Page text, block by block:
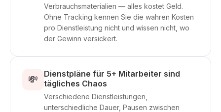
Verbrauchsmaterialien — alles kostet Geld.
Ohne Tracking kennen Sie die wahren Kosten
pro Dienstleistung nicht und wissen nicht, wo
der Gewinn versickert.
💸
Dienstpläne für 5+ Mitarbeiter sind
tägliches Chaos
Verschiedene Dienstleistungen,
unterschiedliche Dauer, Pausen zwischen